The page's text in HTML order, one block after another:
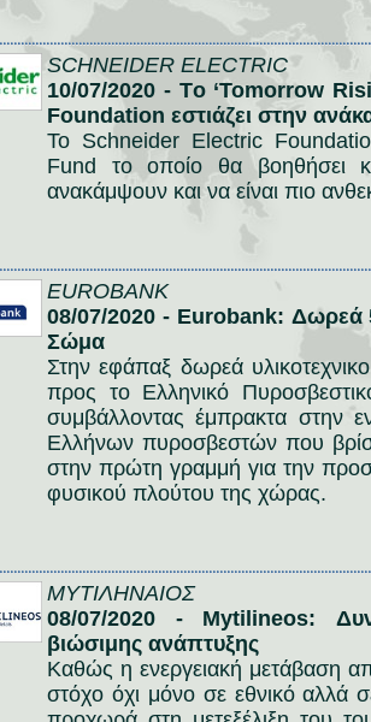
SCHNEIDER ELECTRIC
10/07/2020 - Tο ‘Tomorrow
Foundation εστιάζει στην
Το Schneider Electric
Fund το οποίο θα βοηθήσει
ανακάμψουν και να είναι πιο
EUROBANK
08/07/2020 - Eurobank: Δωρεά
Σώμα
Στην εφάπαξ δωρεά
προς το Ελληνικό
συμβάλλοντας έμπρακτα στην
Ελλήνων πυροσβεστών που
στην πρώτη γραμμή για την
φυσικού πλούτου της χώρας.
ΜΥΤΙΛΗΝΑΙΟΣ
08/07/2020 - Mytilineos:
βιώσιμης ανάπτυξης
Καθώς η ενεργειακή μετάβαση
στόχο όχι μόνο σε εθνικό αλλά